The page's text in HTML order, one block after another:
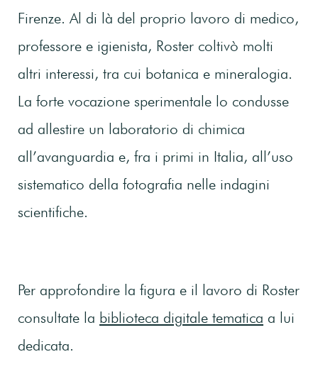
Firenze. Al di là del proprio lavoro di medico,
professore e igienista, Roster coltivò molti
altri interessi, tra cui botanica e mineralogia.
La forte vocazione sperimentale lo condusse
ad allestire un laboratorio di chimica
all’avanguardia e, fra i primi in Italia, all’uso
sistematico della fotografia nelle indagini
scientifiche.
Per approfondire la figura e il lavoro di Roster
consultate la biblioteca digitale tematica a lui
dedicata.